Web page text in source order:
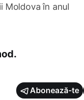
Moldova în anul
Abonează-te